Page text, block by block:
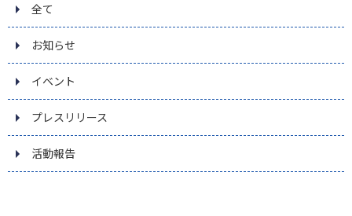
全て
お知らせ
イベント
プレスリリース
活動報告